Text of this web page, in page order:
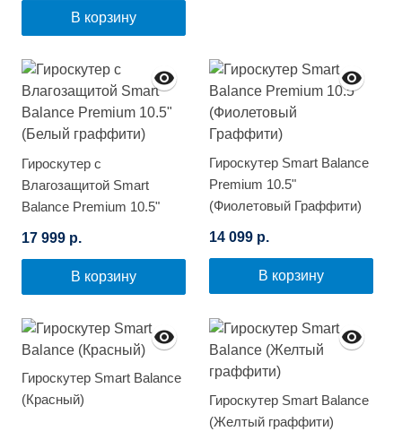
В корзину
Гироскутер с
Влагозащитой Smart
Balance Premium 10.5"
17 999 р.
В корзину
Гироскутер Smart Balance
Premium 10.5"
(Фиолетовый Граффити)
14 099 р.
В корзину
Гироскутер Smart Balance
(Красный)
Гироскутер Smart Balance
(Желтый граффити)